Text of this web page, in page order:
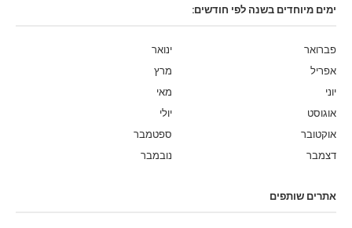
ימים מיוחדים בשנה לפי חודשים:
ינואר
פברואר
מרץ
אפריל
מאי
יוני
יולי
אוגוסט
ספטמבר
אוקטובר
נובמבר
דצמבר
אתרים שותפים